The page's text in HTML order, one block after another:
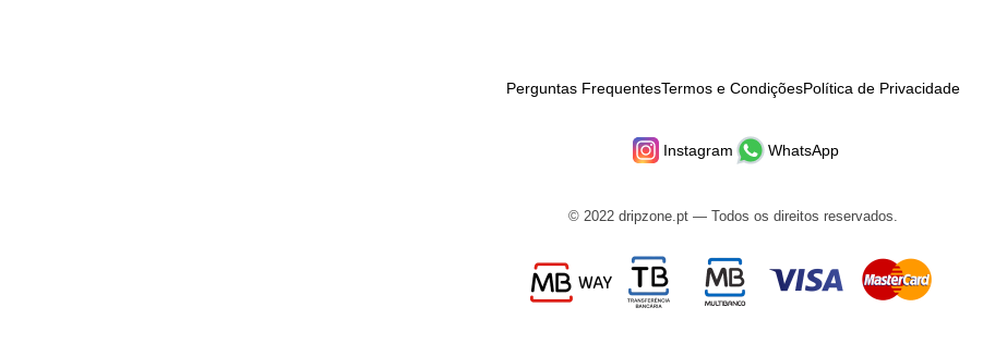
Perguntas FrequentesTermos e CondiçõesPolítica de Privacidade
Instagram WhatsApp
© 2022 dripzone.pt — Todos os direitos reservados.